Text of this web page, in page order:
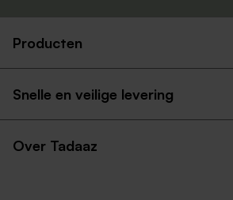
enveloppe met rechte klep
rechte klep
Producten
Snelle en veilige levering
Over Tadaaz